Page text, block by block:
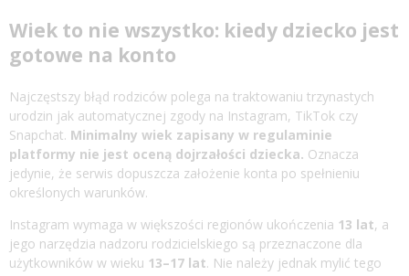
Wiek to nie wszystko: kiedy dziecko jest
gotowe na konto
Najczęstszy błąd rodziców polega na traktowaniu trzynastych
urodzin jak automatycznej zgody na Instagram, TikTok czy
Snapchat. Minimalny wiek zapisany w regulaminie
platformy nie jest oceną dojrzałości dziecka. Oznacza
jedynie, że serwis dopuszcza założenie konta po spełnieniu
określonych warunków.
Instagram wymaga w większości regionów ukończenia 13 lat, a
jego narzędzia nadzoru rodzicielskiego są przeznaczone dla
użytkowników w wieku 13–17 lat. Nie należy jednak mylić tego